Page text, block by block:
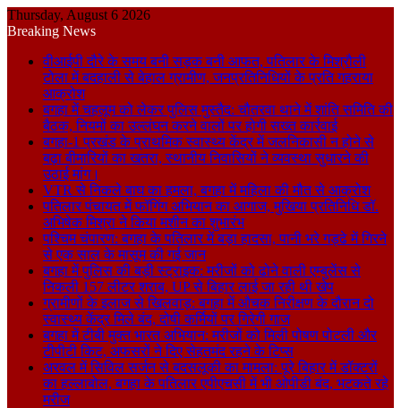
Thursday, August 6 2026
Breaking News
वीआईपी दौरे के समय बनी सड़क बनी आफत, पतिलार के मिश्रौली
टोला में बदहाली से बेहाल ग्रामीण, जनप्रतिनिधियों के प्रति गहराया
आक्रोश
बगहा में चहलूम को लेकर पुलिस मुस्तैद: चौतरवा थाने में शांति समिति की
बैठक, नियमों का उल्लंघन करने वालों पर होगी सख्त कार्रवाई
बगहा-1 प्रखंड के प्राथमिक स्वास्थ्य केंद्र में जलनिकासी न होने से
बढ़ा बीमारियों का खतरा, स्थानीय निवासियों ने व्यवस्था सुधारने की
उठाई मांग।
VTR से निकले बाघ का हमला, बगहा में महिला की मौत से आक्रोश
पतिलार पंचायत में फॉगिंग अभियान का आगाज, मुखिया प्रतिनिधि डॉ.
अभिषेक मिश्रा ने किया मशीन का शुभारंभ
पश्चिम चंपारण: बगहा के पतिलार में बड़ा हादसा, पानी भरे गड्ढे में गिरने
से एक साल के मासूम की गई जान
बगहा में पुलिस की बड़ी स्ट्राइक: मरीजों को ढोने वाली एम्बुलेंस से
निकली 157 लीटर शराब, UP से बिहार लाई जा रही थी खेप
ग्रामीणों के इलाज से खिलवाड़: बगहा में औचक निरीक्षण के दौरान दो
स्वास्थ्य केंद्र मिले बंद, दोषी कर्मियों पर गिरेगी गाज
बगहा में टीबी मुक्त भारत अभियान: मरीजों को मिली पोषण पोटली और
टीपीटी किट, अफसरों ने दिए सेहतमंद रहने के टिप्स
अरवल में सिविल सर्जन से बदसलूकी का मामला: पूरे बिहार में डॉक्टरों
का हल्लाबोल, बगहा के पतिलार एपीएचसी में भी ओपीडी बंद, भटकते रहे
मरीज